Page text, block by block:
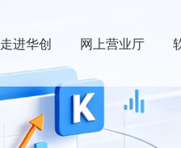
走进华创 网上营业厅